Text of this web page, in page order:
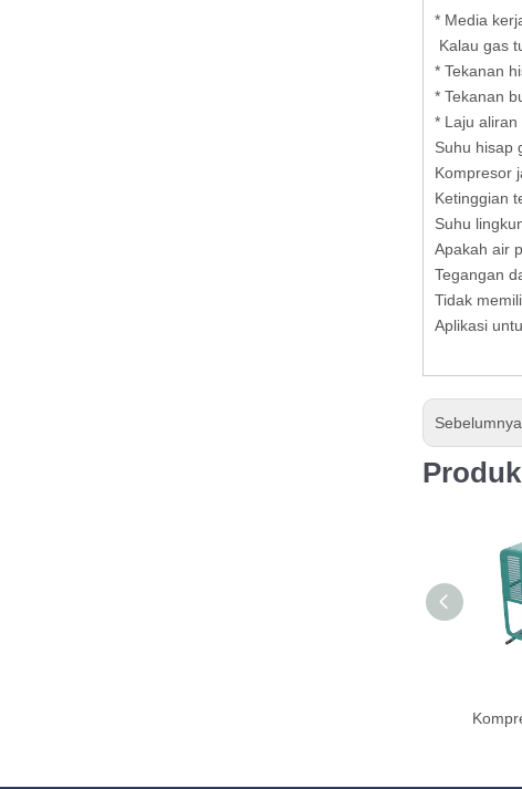
* Media
Kalau gas
* Tekanan
* Tekanan
* Laju
Suhu hisap
Kompresor
Ketinggian
Suhu
Apakah air
Tegangan
Tidak
Aplikasi